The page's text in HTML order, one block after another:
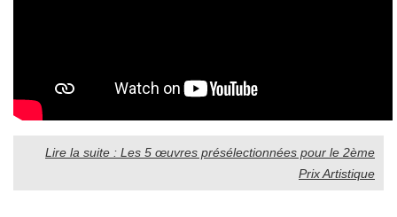
Lire la suite : Les 5 œuvres présélectionnées pour le 2ème
Prix Artistique